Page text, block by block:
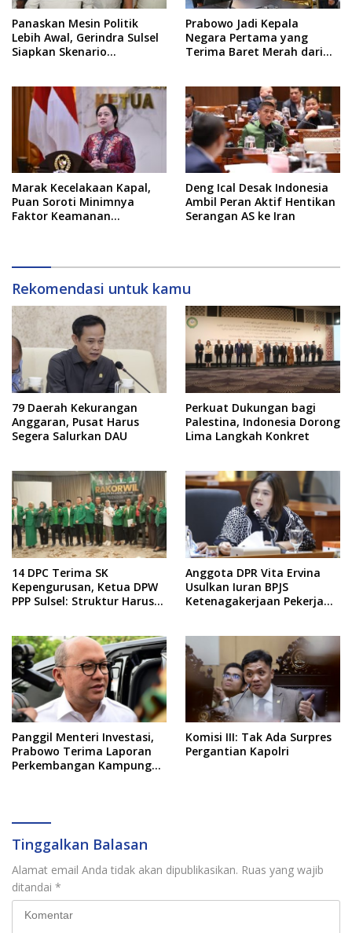
Panaskan Mesin Politik
Lebih Awal, Gerindra Sulsel
Siapkan Skenario
Prabowo Jadi Kepala
Negara Pertama yang
Terima Baret Merah dari
Marak Kecelakaan Kapal,
Puan Soroti Minimnya
Faktor Keamanan
Deng Ical Desak Indonesia
Ambil Peran Aktif Hentikan
Serangan AS ke Iran
Rekomendasi untuk kamu
79 Daerah Kekurangan
Anggaran, Pusat Harus
Segera Salurkan DAU
Perkuat Dukungan bagi
Palestina, Indonesia Dorong
Lima Langkah Konkret
14 DPC Terima SK
Kepengurusan, Ketua DPW
PPP Sulsel: Struktur Harus
Anggota DPR Vita Ervina
Usulkan Iuran BPJS
Ketenagakerjaan Pekerja
Panggil Menteri Investasi,
Prabowo Terima Laporan
Perkembangan Kampung
Komisi III: Tak Ada Surpres
Pergantian Kapolri
Tinggalkan Balasan
Alamat email Anda tidak akan dipublikasikan. Ruas yang wajib
ditandai *